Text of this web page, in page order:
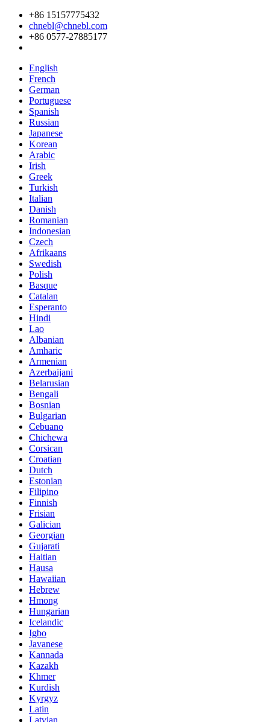
+86 15157775432
chnebl@chnebl.com
+86 0577-27885177
English
French
German
Portuguese
Spanish
Russian
Japanese
Korean
Arabic
Irish
Greek
Turkish
Italian
Danish
Romanian
Indonesian
Czech
Afrikaans
Swedish
Polish
Basque
Catalan
Esperanto
Hindi
Lao
Albanian
Amharic
Armenian
Azerbaijani
Belarusian
Bengali
Bosnian
Bulgarian
Cebuano
Chichewa
Corsican
Croatian
Dutch
Estonian
Filipino
Finnish
Frisian
Galician
Georgian
Gujarati
Haitian
Hausa
Hawaiian
Hebrew
Hmong
Hungarian
Icelandic
Igbo
Javanese
Kannada
Kazakh
Khmer
Kurdish
Kyrgyz
Latin
Latvian